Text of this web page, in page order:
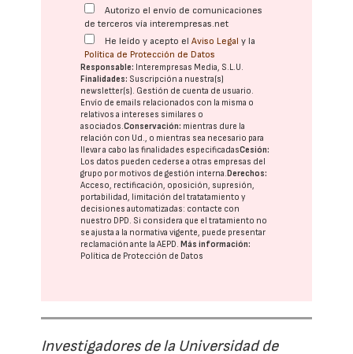
Autorizo el envío de comunicaciones
de terceros vía interempresas.net
He leído y acepto elAviso Legal y la
Política de Protección de Datos
Responsable: Interempresas Media, S.L.U.
Finalidades: Suscripción a nuestra(s)
newsletter(s). Gestión de cuenta de usuario.
Envío de emails relacionados con la misma o
relativos a intereses similares o
asociados.Conservación: mientras dure la
relación con Ud., o mientras sea necesario para
llevar a cabo las finalidades especificadasCesión:
Los datos pueden cederse a otras empresas del
grupo por motivos de gestión interna.Derechos:
Acceso, rectificación, oposición, supresión,
portabilidad, limitación del tratatamiento y
decisiones automatizadas: contacte con
nuestro DPD. Si considera que el tratamiento no
se ajusta a la normativa vigente, puede presentar
reclamación ante laAEPD.Más información:
Política de Protección de Datos
Investigadores de la Universidad de